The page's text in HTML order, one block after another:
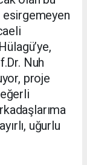
Nuh
proje
uğurlu